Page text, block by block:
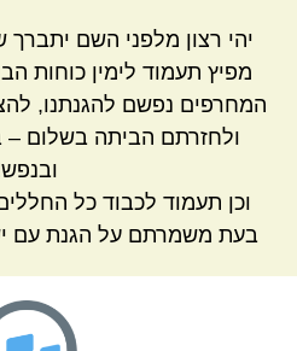
יהי רצון מלפני השם
מפיץ תעמוד לימין כוחות
המחרפים נפשם להגנתנו,
ולחזרתם הביתה בשלום –
וכן תעמוד לכבוד כל
בעת משמרתם על הגנת עם